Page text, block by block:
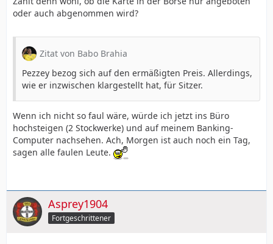
oder auch abgenommen wird?
Zitat von Babo Brahia
Pezzey bezog sich auf den ermäßigten Preis. Allerdings,
wie er inzwischen klargestellt hat, für Sitzer.
Wenn ich nicht so faul wäre, würde ich jetzt ins Büro
hochsteigen (2 Stockwerke) und auf meinem Banking-
Computer nachsehen. Ach, Morgen ist auch noch ein Tag,
sagen alle faulen Leute.
Asprey1904
Fortgeschrittener